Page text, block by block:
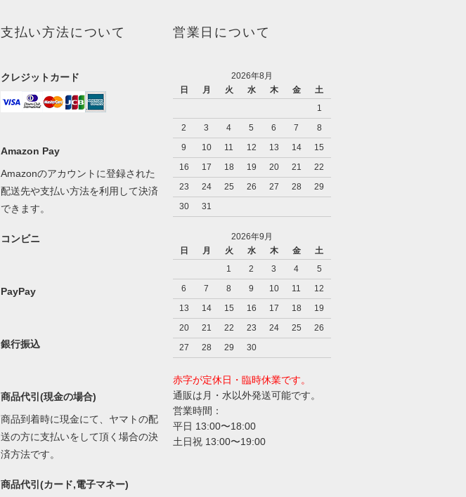
支払い方法について
クレジットカード
Amazon Pay
Amazonのアカウントに登録された
配送先や支払い方法を利用して決済
できます。
コンビニ
PayPay
銀行振込
商品代引(現金の場合)
商品到着時に現金にて、ヤマトの配
送の方に支払いをして頂く場合の決
済方法です。
商品代引(カード,電子マネー)
営業日について
2026年8月
日
月 火 水 木 金
土
1
2
3 4 5 6 7
8
9
10 11 12 13 14
15
16
17 18 19 20 21
22
23
24 25 26 27 28
29
30
31
2026年9月
日
月 火 水 木 金
土
1
2 3 4
5
6
7 8 9 10 11
12
13
14 15 16 17 18
19
20
21 22 23 24 25
26
27
28 29 30
赤字が定休日・臨時休業です。
通販は月・水以外発送可能です。
営業時間：
平日 13:00〜18:00
土日祝 13:00〜19:00